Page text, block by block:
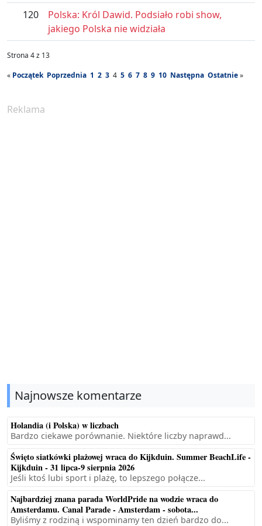
120
Polska: Król Dawid. Podsiało robi show,
jakiego Polska nie widziała
Strona 4 z 13
« Początek Poprzednia 1 2 3 4 5 6 7 8 9 10 Następna Ostatnie»
Reklama
Najnowsze komentarze
Holandia (i Polska) w liczbach
Bardzo ciekawe porównanie. Niektóre liczby naprawd...
Święto siatkówki plażowej wraca do Kijkduin. Summer BeachLife -
Kijkduin - 31 lipca-9 sierpnia 2026
Jeśli ktoś lubi sport i plażę, to lepszego połącze...
Najbardziej znana parada WorldPride na wodzie wraca do
Amsterdamu. Canal Parade - Amsterdam - sobota...
Byliśmy z rodziną i wspominamy ten dzień bardzo do...